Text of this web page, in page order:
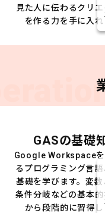
見た人に伝わるクリ
を作る力を手に入れ
GASの基礎
Google Workspaceを
るプログラミング言
基礎を学びます。変
条件分岐などの基本
から段階的に習得し